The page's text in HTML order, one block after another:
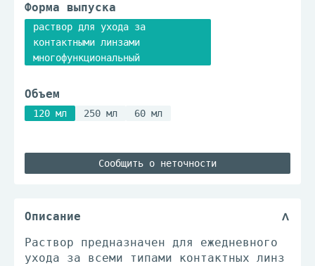
Форма выпуска
раствор для ухода за
контактными линзами
многофункциональный
Объем
120 мл 250 мл 60 мл
Сообщить о неточности
Описание
Раствор предназначен для ежедневного
ухода за всеми типами контактных линз